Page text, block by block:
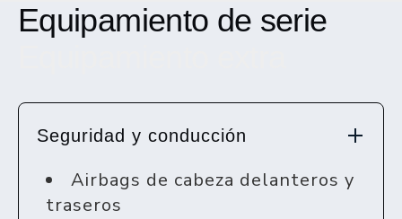
Equipamiento de serie
Seguridad y conducción
Airbags de cabeza delanteros y
traseros